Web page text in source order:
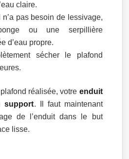
claire.
pas besoin de lessivage,
ou une serpillière
d’eau propre.
sécher le plafond
réalisée, votre enduit
support. Il faut maintenant
de l’enduit dans le but
lisse.